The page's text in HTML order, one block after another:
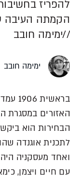
להפריז
הקמתה העיבה
//ימימה חובב
ימימה חובב
האזורים במסגרת
הבחירות הוא
לתכנית אוגנדה
ואחד מעסקניה
עם חיים ויצמן,